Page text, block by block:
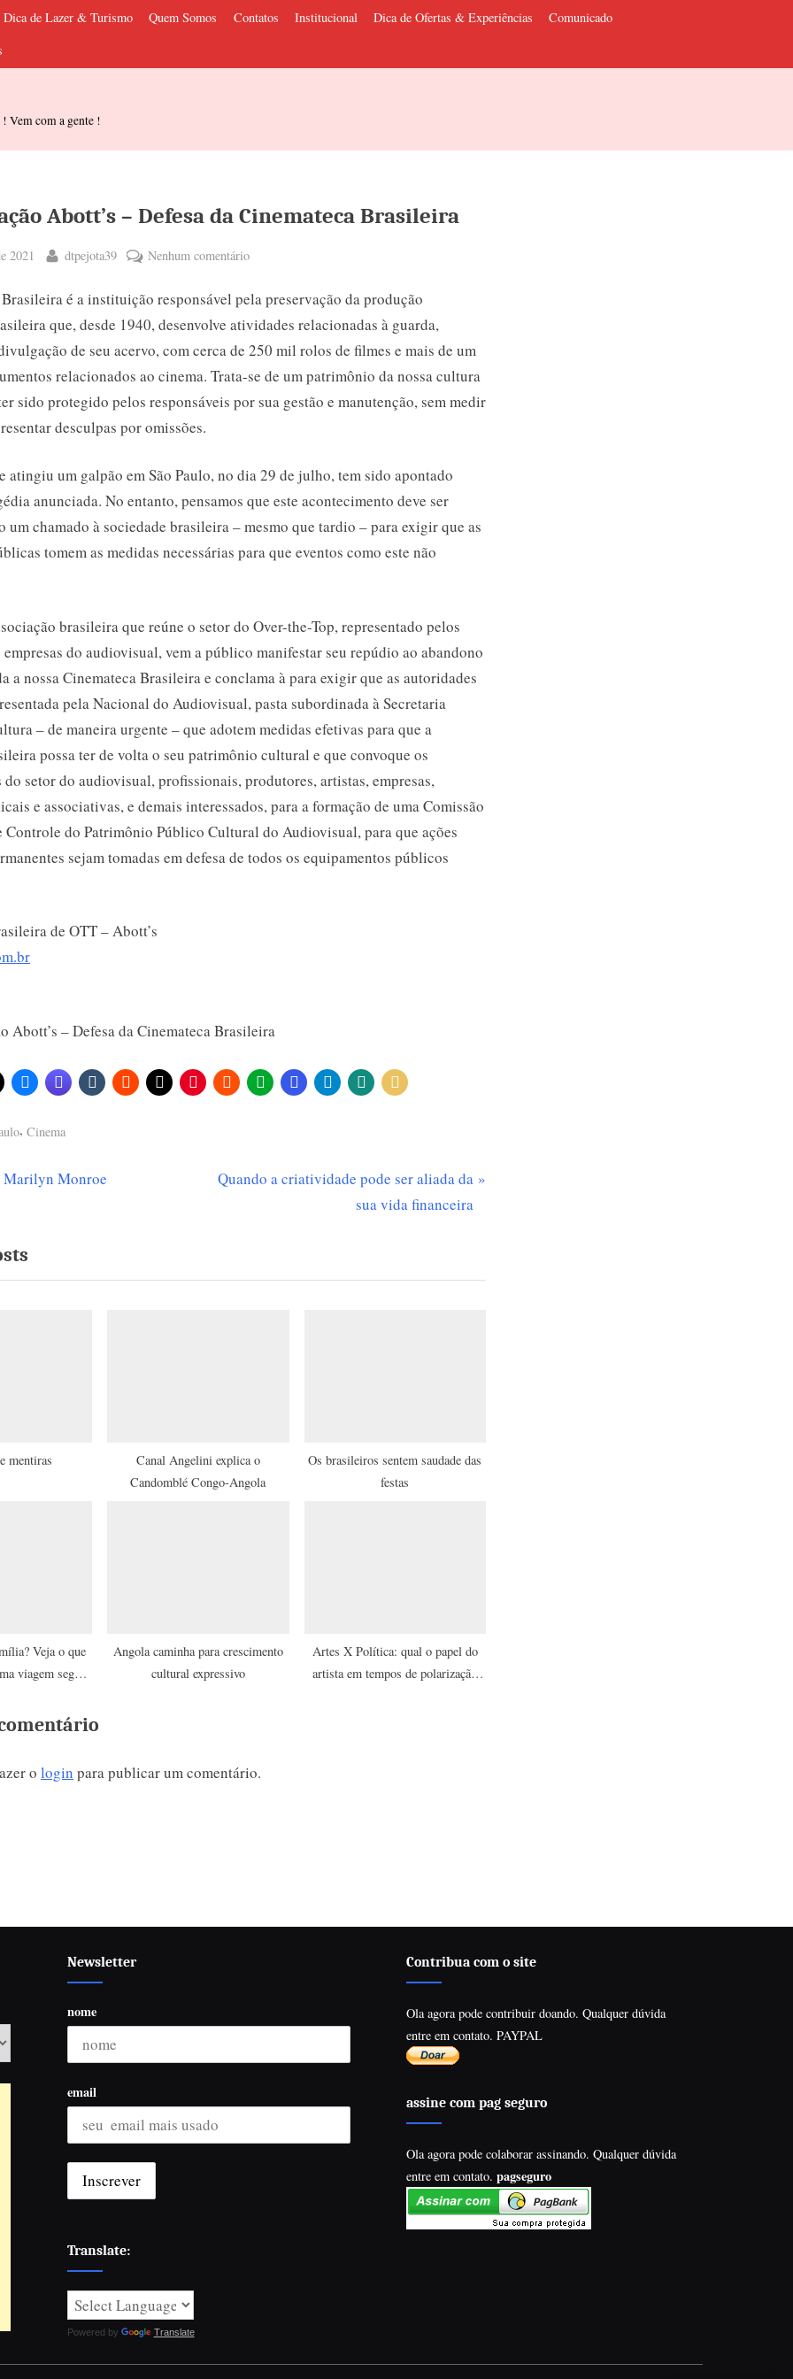
Dica de Lazer & Turismo Quem Somos Contatos Institucional Dica de Ofertas & Experiências
Comunicado
Vem com a gente !
Abott’s – Defesa da Cinemateca Brasileira
2021 By
dtpejota39 Nenhum comentárioem
Abott’s
–
Defesa
Cinemateca
Brasileira
é a instituição responsável pela preservação da produção
que, desde 1940, desenvolve atividades relacionadas à guarda,
de seu acervo, com cerca de 250 mil rolos de filmes e mais de um
relacionados ao cinema. Trata-se de um patrimônio da nossa cultura
sido protegido pelos responsáveis por sua gestão e manutenção, sem medir
desculpas por omissões.
atingiu um galpão em São Paulo, no dia 29 de julho, tem sido apontado
anunciada. No entanto, pensamos que este acontecimento deve ser
um chamado à sociedade brasileira – mesmo que tardio – para exigir que as
tomem as medidas necessárias para que eventos como este não
brasileira que reúne o setor do Over-the-Top, representado pelos
do audiovisual, vem a público manifestar seu repúdio ao abandono
a nossa Cinemateca Brasileira e conclama à para exigir que as autoridades
pela Nacional do Audiovisual, pasta subordinada à Secretaria
– de maneira urgente – que adotem medidas efetivas para que a
possa ter de volta o seu patrimônio cultural e que convoque os
do setor do audiovisual, profissionais, produtores, artistas, empresas,
e associativas, e demais interessados, para a formação de uma Comissão
Controle do Patrimônio Público Cultural do Audiovisual, para que ações
sejam tomadas em defesa de todos os equipamentos públicos
de OTT – Abott’s
, Cinema
Marilyn Monroe
N
P
Quando a criatividade pode ser aliada da
sua vida financeira
mentiras
Canal Angelini explica o
Candomblé Congo-Angola
Os brasileiros sentem saudade das
festas
Veja o que
viagem segura
Angola caminha para crescimento
cultural expressivo
Artes X Política: qual o papel do
artista em tempos de polarização
o login para publicar um comentário.
Newsletter
nome
email
Translate:
Powered by Translate
Contribua com o site
Ola agora pode contribuir doando. Qualquer dúvida
entre em contato. PAYPAL
assine com pag seguro
Ola agora pode colaborar assinando. Qualquer dúvida
entre em contato.pagseguro